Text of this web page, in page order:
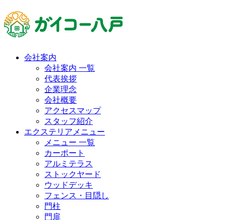
会社案内
会社案内 一覧
代表挨拶
企業理念
会社概要
アクセスマップ
スタッフ紹介
エクステリアメニュー
メニュー 一覧
カーポート
アルミテラス
ストックヤード
ウッドデッキ
フェンス・目隠し
門柱
門扉